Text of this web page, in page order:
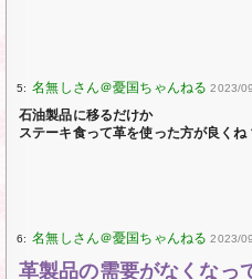
5: 2023/
石油製品に移るだけか
ステーキ食って革を使った方が良くね
6: 2023/
革製品の需要がなくなっ